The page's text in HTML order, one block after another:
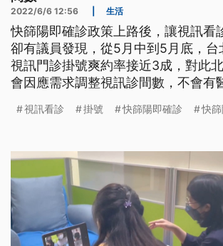
2022/6/6 12:56 生活
快篩陽即確診政策上路後，讓視訊看
卻有議員發現，從5月中到5月底，台
視訊門診掛號爽約率接近3成，對此
會因應需求調整視訊診間數，不會有
視訊看診 掛號 快篩陽即確診 快